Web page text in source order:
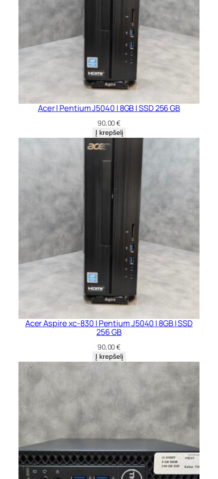
Acer | Pentium J5040 | 8GB | SSD 256 GB
90,00€
Į krepšelį
Acer Aspire xc-830 | Pentium J5040 | 8GB | SSD
256 GB
90,00€
Į krepšelį